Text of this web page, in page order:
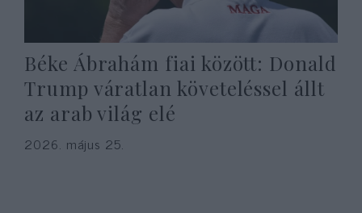
Béke Ábrahám fiai között: Donald
Trump váratlan követeléssel állt
az arab világ elé
2026. május 25.